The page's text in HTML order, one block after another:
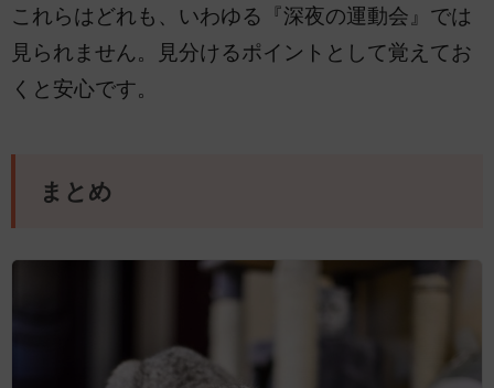
これらはどれも、いわゆる『深夜の運動会』では
見られません。見分けるポイントとして覚えてお
くと安心です。
まとめ